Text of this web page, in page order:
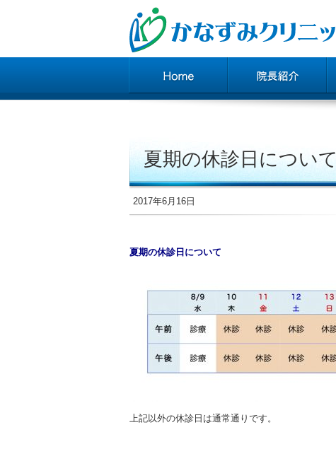
夏期の休診日について
2017年6月16日
夏期の休診日について
上記以外の休診日は通常通りです。